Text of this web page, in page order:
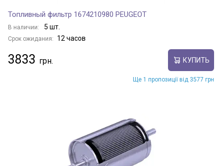
Топливный фильтр 1674210980 PEUGEOT
В наличии: 5 шт.
Срок ожидания: 12 часов
3833 КУПИТЬ
Ще 1 пропозиції від 3577 грн